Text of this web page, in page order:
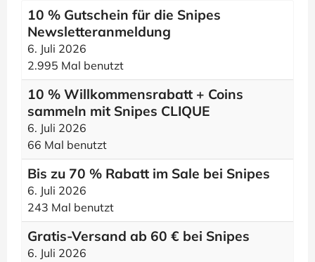
10 % Gutschein für die Snipes
Newsletteranmeldung
6. Juli 2026
2.995 Mal benutzt
10 % Willkommensrabatt + Coins
sammeln mit Snipes CLIQUE
6. Juli 2026
66 Mal benutzt
Bis zu 70 % Rabatt im Sale bei Snipes
6. Juli 2026
243 Mal benutzt
Gratis-Versand ab 60 € bei Snipes
6. Juli 2026